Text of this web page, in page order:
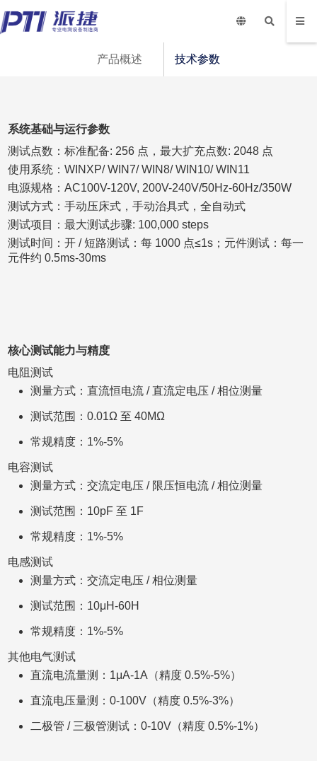
产品概述 技术参数
系统基础与运行参数
测试点数：标准配备: 256 点，最大扩充点数: 2048 点
使用系统：WINXP/ WIN7/ WIN8/ WIN10/ WIN11
电源规格：AC100V-120V, 200V-240V/50Hz-60Hz/350W
测试方式：手动压床式，手动治具式，全自动式
测试项目：最大测试步骤: 100,000 steps
测试时间：开 / 短路测试：每 1000 点≤1s；元件测试：每一
元件约 0.5ms-30ms
核心测试能力与精度
电阻测试
测量方式：直流恒电流 / 直流定电压 / 相位测量
测试范围：0.01Ω 至 40MΩ
常规精度：1%-5%
电容测试
测量方式：交流定电压 / 限压恒电流 / 相位测量
测试范围：10pF 至 1F
常规精度：1%-5%
电感测试
测量方式：交流定电压 / 相位测量
测试范围：10μH-60H
常规精度：1%-5%
其他电气测试
直流电流量测：1μA-1A（精度 0.5%-5%）
直流电压量测：0-100V（精度 0.5%-3%）
二极管 / 三极管测试：0-10V（精度 0.5%-1%）